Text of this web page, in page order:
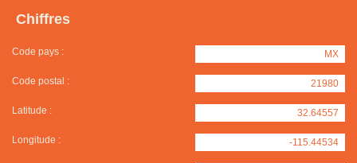
Chiffres
Code pays : MX
Code postal : 21980
Latitude : 32.64557
Longitude : -115.44534